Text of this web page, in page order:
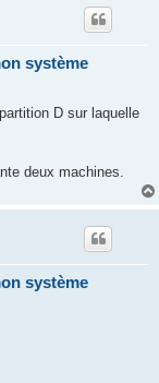
système
D sur laquelle
deux machines.
système